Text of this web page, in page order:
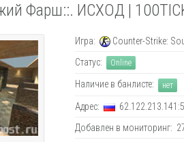
Фарш::. ИСХОД |
Игра:
Counter-Strike:
Статус:
Online
Наличие в банлисте: нет
Адрес:
Добавлен в мониторинг: